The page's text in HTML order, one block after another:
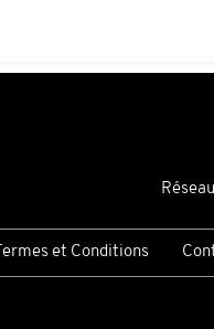
Termes et Conditions